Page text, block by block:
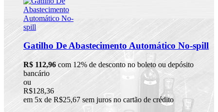
Gatilho De Abastecimento Automático No-spill
R$ 112,96 com 12% de desconto no boleto ou depósito
bancário
ou
R$128,36
em 5x de R$25,67 sem juros no cartão de crédito